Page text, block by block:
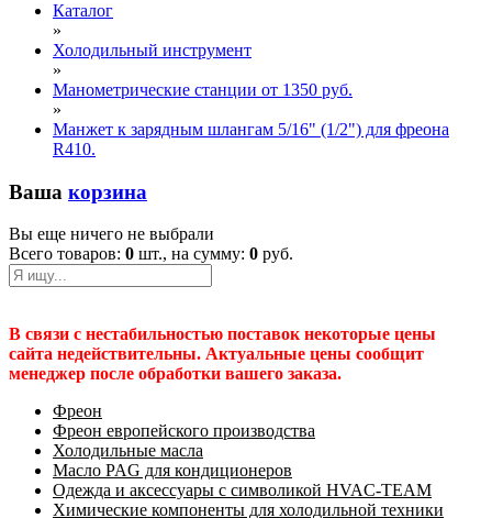
Каталог
»
Холодильный инструмент
»
Манометрические станции от 1350 руб.
»
Манжет к зарядным шлангам 5/16" (1/2") для фреона
R410.
Ваша корзина
Вы еще ничего не выбрали
Всего товаров: 0 шт., на сумму: 0 руб.
В связи с нестабильностью поставок некоторые цены
сайта недействительны. Актуальные цены сообщит
менеджер после обработки вашего заказа.
Фреон
Фреон европейского производства
Холодильные масла
Масло PAG для кондиционеров
Одежда и аксессуары с символикой HVAC-TEAM
Химические компоненты для холодильной техники